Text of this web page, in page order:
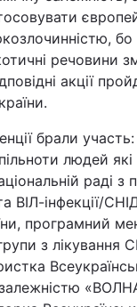
речовини
акції
брали
людей
раді з
ВІЛ-інфекції/
програмний
з лікування